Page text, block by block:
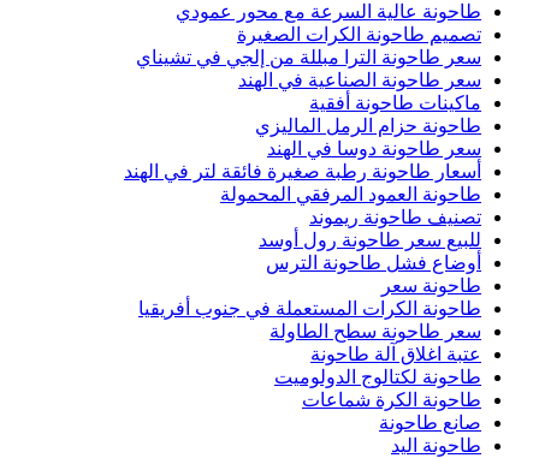
طاحونة عالية السرعة مع محور عمودي
تصميم طاحونة الكرات الصغيرة
سعر طاحونة الترا مبللة من إلجي في تشيناي
سعر طاحونة الصناعية في الهند
ماكينات طاحونة أفقية
طاحونة حزام الرمل الماليزي
سعر طاحونة دوسا في الهند
أسعار طاحونة رطبة صغيرة فائقة لتر في الهند
طاحونة العمود المرفقي المحمولة
تصنيف طاحونة ريموند
للبيع سعر طاحونة رول أوسد
أوضاع فشل طاحونة الترس
طاحونة سعر
طاحونة الكرات المستعملة في جنوب أفريقيا
سعر طاحونة سطح الطاولة
عتبة اغلاق آلة طاحونة
طاحونة لكتالوج الدولوميت
طاحونة الكرة شماعات
صانع طاحونة
طاحونة اليد